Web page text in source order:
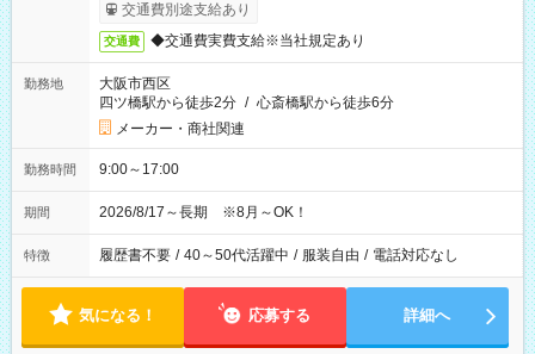
交通費別途支給あり
交通費 ◆交通費実費支給※当社規定あり
勤務地
大阪市西区
四ツ橋駅から徒歩2分 / 心斎橋駅から徒歩6分
メーカー・商社関連
勤務時間 9:00～17:00
期間 2026/8/17～長期 ※8月～OK！
特徴 履歴書不要 / 40～50代活躍中 / 服装自由 / 電話対応なし
気になる！ 応募する 詳細へ